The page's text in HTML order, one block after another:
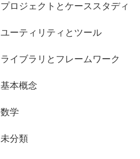
プロジェクトとケーススタディ
ユーティリティとツール
ライブラリとフレームワーク
基本概念
数学
未分類